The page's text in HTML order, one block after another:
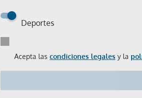
Deportes
Acepta las condiciones legales y la